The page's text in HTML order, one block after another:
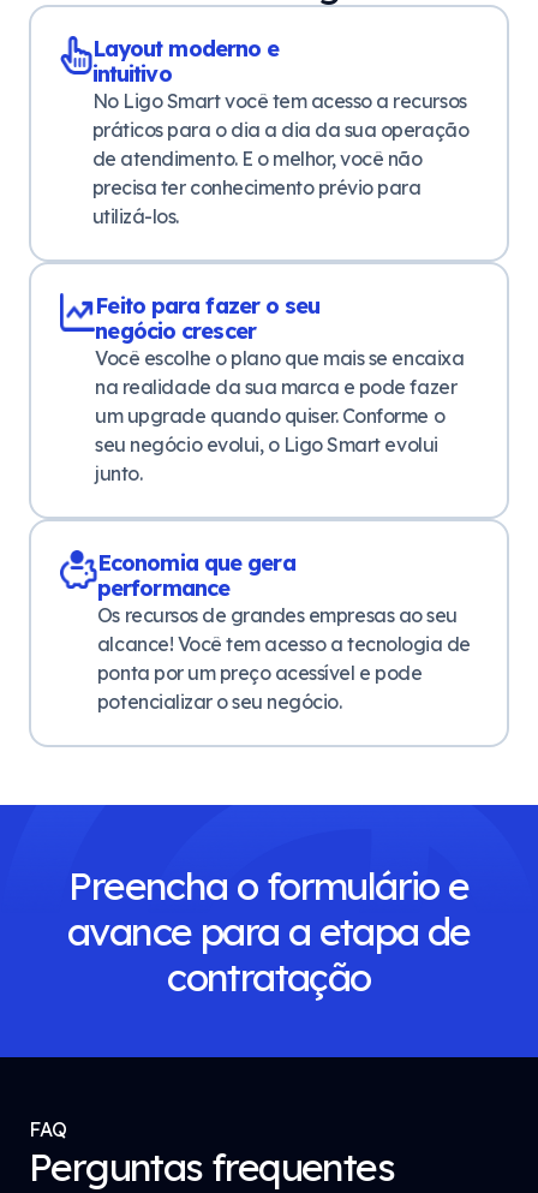
Layout moderno e
intuitivo
No Ligo Smart você tem acesso a recursos
práticos para o dia a dia da sua operação
de atendimento. E o melhor, você não
precisa ter conhecimento prévio para
utilizá-los.
Feito para fazer o seu
negócio crescer
Você escolhe o plano que mais se encaixa
na realidade da sua marca e pode fazer
um upgrade quando quiser. Conforme o
seu negócio evolui, o Ligo Smart evolui
junto.
Economia que gera
performance
Os recursos de grandes empresas ao seu
alcance! Você tem acesso a tecnologia de
ponta por um preço acessível e pode
potencializar o seu negócio.
Preencha o formulário e
avance para a etapa de
contratação
FAQ
Perguntas frequentes